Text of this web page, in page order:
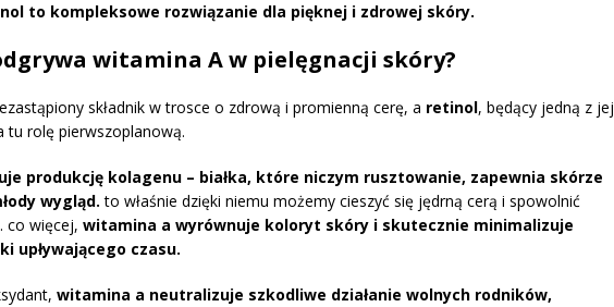
to kompleksowe rozwiązanie dla pięknej i zdrowej skóry.
witamina A w pielęgnacji skóry?
składnik w trosce o zdrową i promienną cerę, a retinol, będący jedną z jej
tu rolę pierwszoplanową.
produkcję kolagenu – białka, które niczym rusztowanie, zapewnia skórze
wygląd. to właśnie dzięki niemu możemy cieszyć się jędrną cerą i spowolnić
co więcej, witamina a wyrównuje koloryt skóry i skutecznie minimalizuje
upływającego czasu.
witamina a neutralizuje szkodliwe działanie wolnych rodników,